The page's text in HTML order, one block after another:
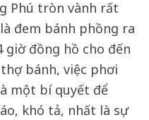
Phú tròn vành rất
đem bánh phồng ra
đồng hồ cho đến
bánh, việc phơi
một bí quyết để
khó tả, nhất là sự